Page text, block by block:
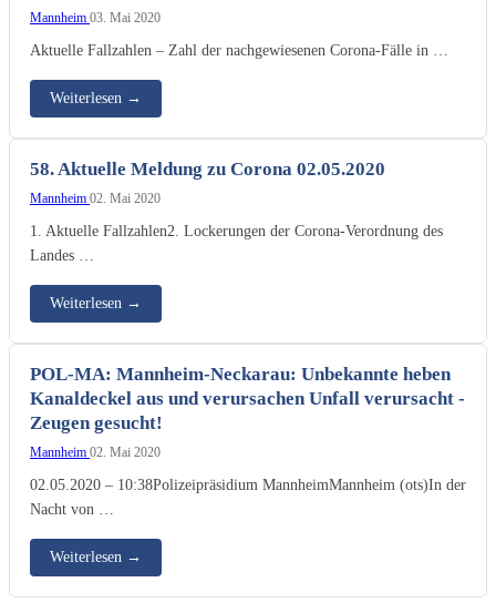
Mannheim 03. Mai 2020
Aktuelle Fallzahlen – Zahl der nachgewiesenen Corona-Fälle in …
Weiterlesen →
58. Aktuelle Meldung zu Corona 02.05.2020
Mannheim 02. Mai 2020
1. Aktuelle Fallzahlen2. Lockerungen der Corona-Verordnung des
Landes …
Weiterlesen →
POL-MA: Mannheim-Neckarau: Unbekannte heben
Kanaldeckel aus und verursachen Unfall verursacht -
Zeugen gesucht!
Mannheim 02. Mai 2020
02.05.2020 – 10:38Polizeipräsidium MannheimMannheim (ots)In der
Nacht von …
Weiterlesen →